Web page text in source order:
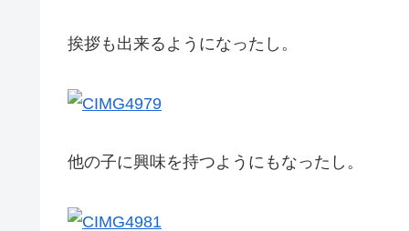
挨拶も出来るようになったし。
他の子に興味を持つようにもなったし。